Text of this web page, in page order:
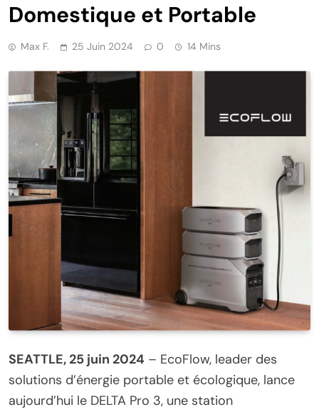
Domestique et Portable
Max F. 25 Juin 2024 0 14 Mins
SEATTLE, 25 juin 2024 – EcoFlow, leader des
solutions d’énergie portable et écologique, lance
aujourd’hui le DELTA Pro 3, une station